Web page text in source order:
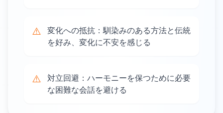
⚠️
変化への抵抗：馴染みのある方法と伝統
を好み、変化に不安を感じる
⚠️
対立回避：ハーモニーを保つために必要
な困難な会話を避ける